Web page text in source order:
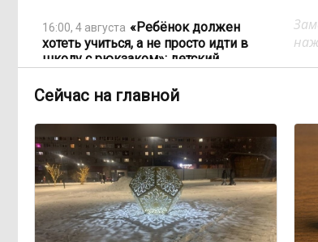
16:00, 4 августа «Ребёнок должен
хотеть учиться, а не просто идти в
школу с рюкзаком»: детский
готовности к школе
15:31, 4 августа
Как Китай покоряет
мир не электромобилями, а
стаканом чая
15:10, 4 августа Почти половина
дальневосточников готовы
Сейчас на главной